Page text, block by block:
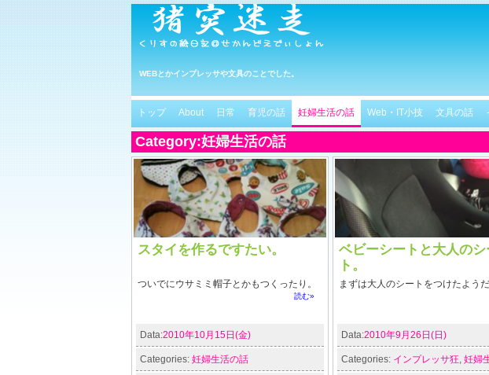
WEBとかインプレッサや文具のことでした。
トップ About 日常 育児の話 妊婦生活の話 Web・IT小技 文具の話
Category:妊婦生活の話
スタイを作るですたい。
ついでにウサミミ帽子とかもつくったり。
読む»
Data:2010年10月15日(金)
Categories: 妊婦生活の話
ベビーシートと大人のシ
ト。
まずは大人のシートをつけたようだ
Data:2010年9月26日(日)
Categories: インプレッサ狂, 妊婦